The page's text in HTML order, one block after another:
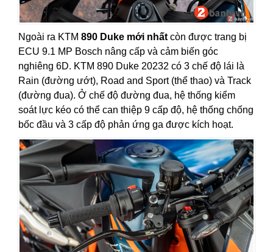
Ngoài ra KTM 890 Duke mới nhất còn được trang bị
ECU 9.1 MP Bosch nâng cấp và cảm biến góc
nghiêng 6D. KTM 890 Duke 20232 có 3 chế độ lái là
Rain (đường ướt), Road and Sport (thể thao) và Track
(đường đua). Ở chế độ đường đua, hệ thống kiểm
soát lực kéo có thể can thiệp 9 cấp độ, hệ thống chống
bốc đầu và 3 cấp độ phản ứng ga được kích hoạt.